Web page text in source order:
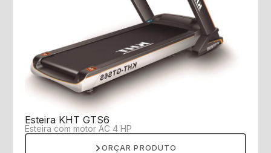
Esteira KHT GTS6
Esteira com motor AC 4 HP
ORÇAR PRODUTO